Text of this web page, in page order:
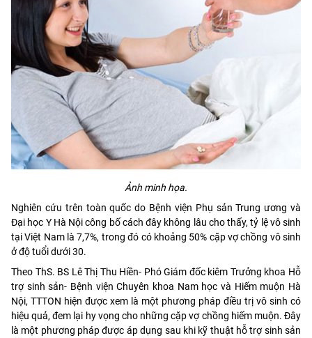
Ảnh minh họa.
Nghiên cứu trên toàn quốc do Bệnh viện Phụ sản Trung ương và
Đại học Y Hà Nội công bố cách đây không lâu cho thấy, tỷ lệ vô sinh
tại Việt Nam là 7,7%, trong đó có khoảng 50% cặp vợ chồng vô sinh
ở độ tuổi dưới 30.
Theo ThS. BS Lê Thị Thu Hiền- Phó Giám đốc kiêm Trưởng khoa Hỗ
trợ sinh sản- Bệnh viện Chuyên khoa Nam học và Hiếm muộn Hà
Nội, TTTON hiện được xem là một phương pháp điều trị vô sinh có
hiệu quả, đem lại hy vọng cho những cặp vợ chồng hiếm muộn. Đây
là một phương pháp được áp dụng sau khi kỹ thuật hỗ trợ sinh sản